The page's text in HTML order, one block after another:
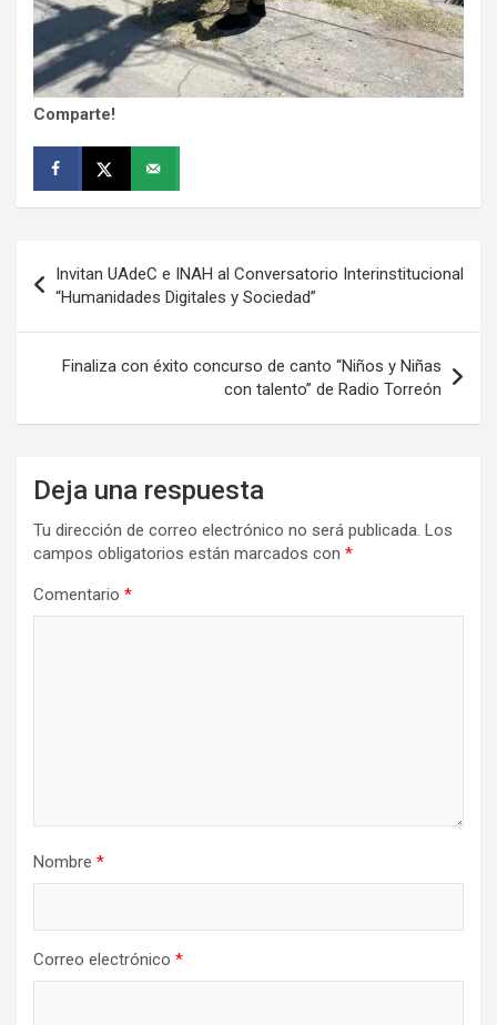
Comparte!
de
entradas
Invitan UAdeC e INAH al Conversatorio Interinstitucional
“Humanidades Digitales y Sociedad”
Finaliza con éxito concurso de canto “Niños y Niñas
con talento” de Radio Torreón
Deja una respuesta
Tu dirección de correo electrónico no será publicada. Los
campos obligatorios están marcados con *
Comentario *
Nombre *
Correo electrónico *